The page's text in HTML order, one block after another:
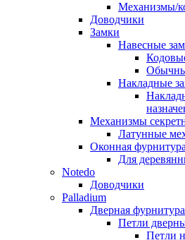
Механизмы/
Доводчики
Замки
Навесные
Накладные
Механизмы
Латунные
Оконная фурнитура
Для
Notedo
Доводчики
Palladium
Дверная фурнитура
Петли
Петли